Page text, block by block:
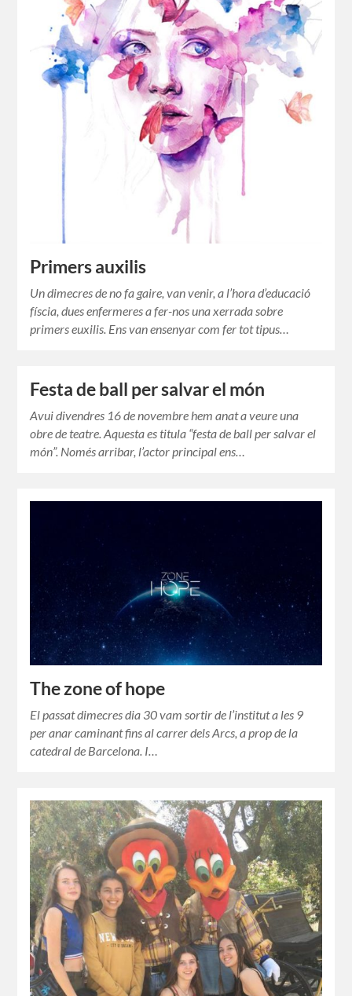
Primers auxilis
Un dimecres de no fa gaire, van venir, a l’hora d’educació
físcia, dues enfermeres a fer-nos una xerrada sobre
primers euxilis. Ens van ensenyar com fer tot tipus…
Festa de ball per salvar el món
Avui divendres 16 de novembre hem anat a veure una
obre de teatre. Aquesta es titula “festa de ball per salvar el
món”. Només arribar, l’actor principal ens…
The zone of hope
El passat dimecres dia 30 vam sortir de l’institut a les 9
per anar caminant fins al carrer dels Arcs, a prop de la
catedral de Barcelona. I…